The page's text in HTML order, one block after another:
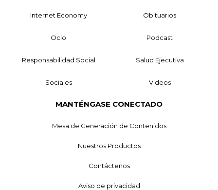
Internet Economy Obituarios
Ocio Podcast
Responsabilidad Social Salud Ejecutiva
Sociales Videos
MANTÉNGASE CONECTADO
Mesa de Generación de Contenidos
Nuestros Productos
Contáctenos
Aviso de privacidad